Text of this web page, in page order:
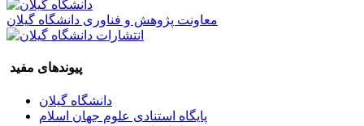
معاونت پژوهش و فناوری دانشگاه گیلان
پیوندهای مفید
دانشگاه گیلان
پایگاه استنادی علوم جهان اسلام